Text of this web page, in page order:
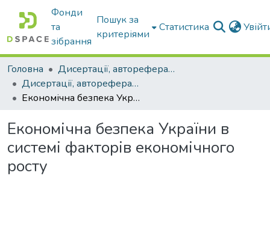
Фонди
та
зібрання
Пошук за
критеріями
Статистика
Головна
Дисертації, автореферати дисертацій
Дисертації, автореферати дисертацій
Економічна безпека України в системі факторів економічного росту
Економічна безпека України в
системі факторів економічного
росту